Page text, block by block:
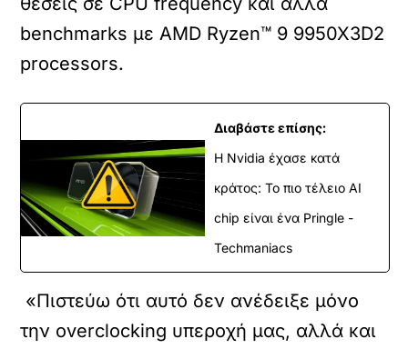
benchmarks με AMD Ryzen™ 9 9950X3D2
processors.
Διαβάστε επίσης:
Η Nvidia έχασε κατά
κράτος: Το πιο τέλειο AI
chip είναι ένα Pringle -
Techmaniacs
«Πιστεύω ότι αυτό δεν ανέδειξε μόνο
την overclocking υπεροχή μας, αλλά και